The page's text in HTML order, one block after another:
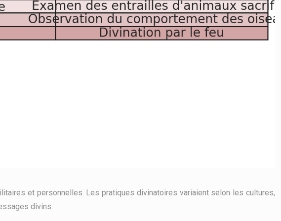
et personnelles. Les pratiques divinatoires variaient selon les cultures,
divins.